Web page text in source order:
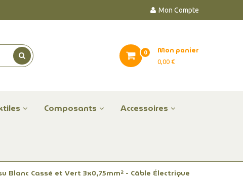
Mon Compte
Mon panier
0,00 €
0
Composants Accessoires
Blanc Cassé et Vert 3x0,75mm² - Câble Électrique